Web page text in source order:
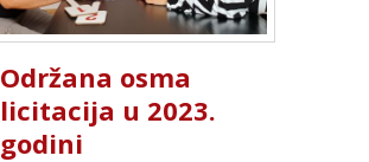
Održana osma
licitacija u 2023.
godini